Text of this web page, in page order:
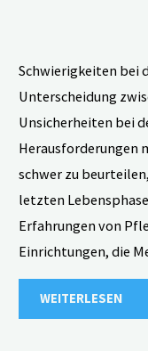
Schwierigkeiten bei
Unterscheidung
Unsicherheiten bei
Herausforderungen
schwer zu
letzten
Erfahrungen von
Einrichtungen, die
WEITERLESEN